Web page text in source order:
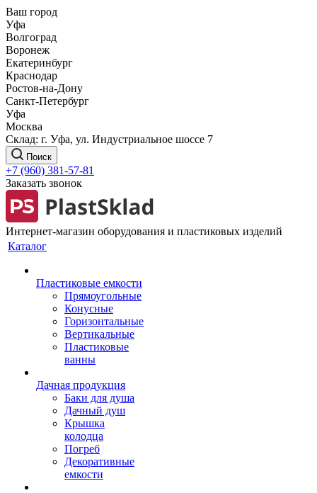
Ваш город
Уфа
Волгоград
Воронеж
Екатеринбург
Краснодар
Ростов-на-Дону
Санкт-Петербург
Уфа
Москва
Склад: г. Уфа, ул. Индустриальное шоссе 7
Поиск
+7 (960) 381-57-81
Заказать звонок
Интернет-магазин оборудования и пластиковых изделий
Каталог
Пластиковые емкости
Прямоугольные
Конусные
Горизонтальные
Вертикальные
Пластиковые
ванны
Дачная продукция
Баки для душа
Дачный душ
Крышка
колодца
Погреб
Декоративные
емкости